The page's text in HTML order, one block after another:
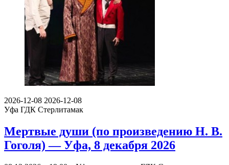
2026-12-08 2026-12-08
Уфа ГДК Стерлитамак
Мертвые души (по произведению Н. В.
Гоголя) — Уфа, 8 декабря 2026